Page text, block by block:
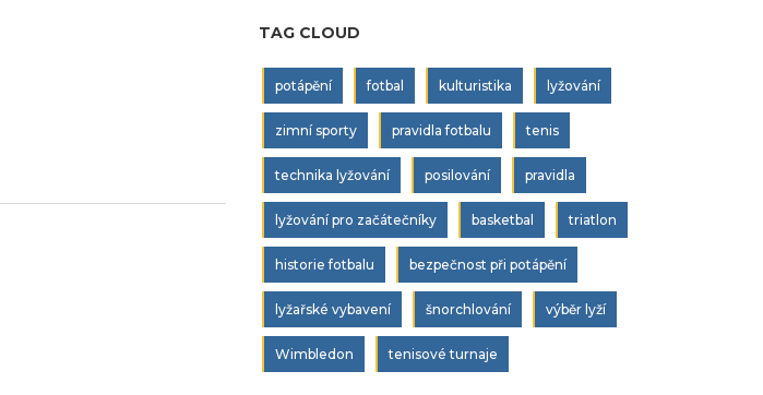
TAG CLOUD
potápění fotbal kulturistika lyžování
zimní sporty pravidla fotbalu tenis
technika lyžování posilování pravidla
lyžování pro začátečníky basketbal triatlon
historie fotbalu bezpečnost při potápění
lyžařské vybavení šnorchlování výběr lyží
Wimbledon tenisové turnaje